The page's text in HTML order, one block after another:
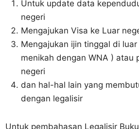
Untuk update data
negeri
Mengajukan Visa ke Luar
Mengajukan ijin tinggal di
menikah dengan WNA ) atau
negeri
dan hal-hal lain yang
dengan legalisir
Untuk pembahasan Legalisir